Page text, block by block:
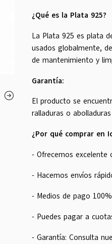
¿Qué es la Plata 925?
La Plata 925 es plata
usados globalmente,
de mantenimiento y
Garantía:
El producto se
ralladuras o
¿Por qué comprar en
- Ofrecemos excelente
- Hacemos envíos
- Medios de pago
- Puedes pagar a
- Garantía: Consulta